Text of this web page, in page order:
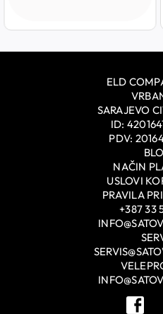
ELD
SARAJEVO
ID:
PDV:
NAČIN
USLOVI
PRAVILA
+387 33